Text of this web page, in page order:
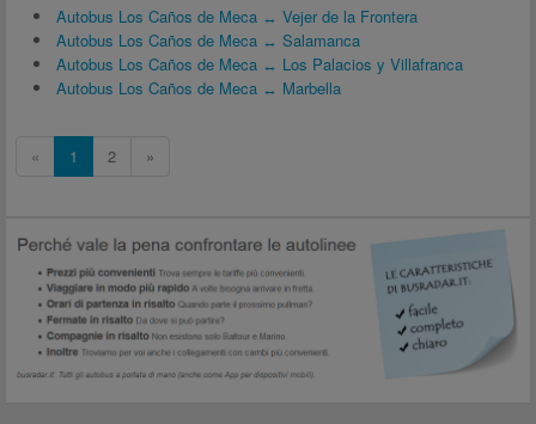
Autobus Los Caños de Meca ↔ Vejer de la Frontera
Autobus Los Caños de Meca ↔ Salamanca
Autobus Los Caños de Meca ↔ Los Palacios y Villafranca
Autobus Los Caños de Meca ↔ Marbella
« 1 2 »